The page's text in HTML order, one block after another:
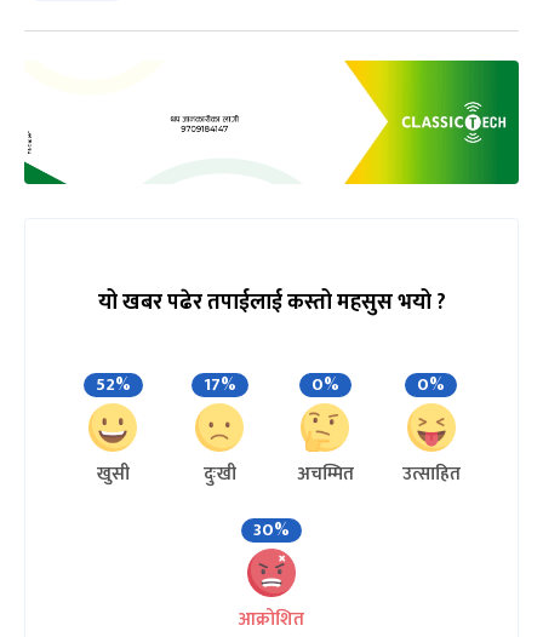
यो खबर पढेर तपाईलाई कस्तो महसुस भयो ?
52%
खुसी
17%
दुःखी
0%
अचम्मित
0%
उत्साहित
30%
आक्रोशित